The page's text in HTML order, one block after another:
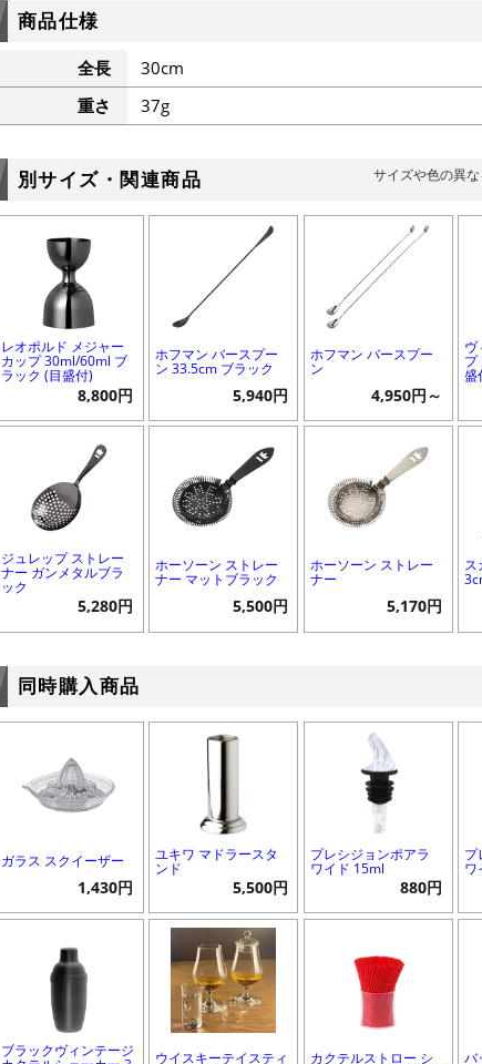
商品仕様
全長
30cm
重さ
37g
別サイズ・関連商品 サイズや色の異
レオポルド メジャー
カップ 30ml/60ml ブ
ラック (目盛付)
8,800円
ホフマン バースプー
ン 33.5cm ブラック
5,940円
ホフマン バースプー
ン
4,950円～
ヴ
プ
盛
ジュレップ ストレー
ナー ガンメタルブラ
ック
5,280円
ホーソーン ストレー
ナー マットブラック
5,500円
ホーソーン ストレー
ナー
5,170円
ス
同時購入商品
ガラス スクイーザー
1,430円
ユキワ マドラースタ
ンド
5,500円
プレシジョンポアラ
ワイド 15ml
880円
プ
ワ
ブラックヴィンテージ ウイスキーテイスティ カクテルストロー シ バ